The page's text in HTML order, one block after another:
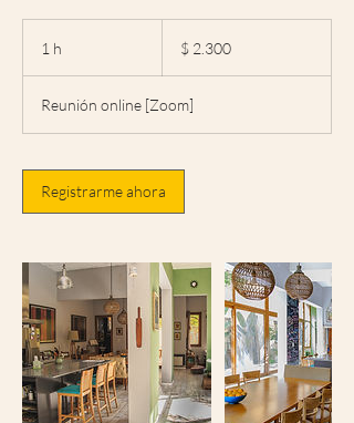
1 h
argentinos
$ 2.300
Reunión online [Zoom]
Registrarme ahora